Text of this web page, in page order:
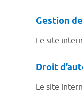
Gestion
Le site
Droit
Le site